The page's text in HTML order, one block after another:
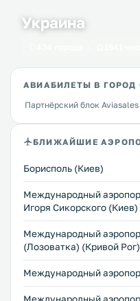
Украина
АВИАБИЛЕТЫ В ГОРОД
Партнёрский блок
БЛИЖАЙШИЕ
Борисполь (Киев)
Международный
Игоря Сикорского (Киев)
Международный
(Лозоватка) (Кривой Рог)
Международный